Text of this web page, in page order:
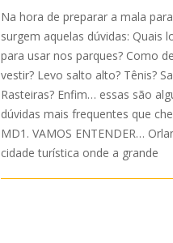
05-
Na hora de preparar a mala
surgem aquelas dúvidas: Quais
para usar nos parques? Como
vestir? Levo salto alto? Tênis?
Rasteiras? Enfim… essas são
dúvidas mais frequentes que
MD1. VAMOS ENTENDER…
cidade turística onde a grande